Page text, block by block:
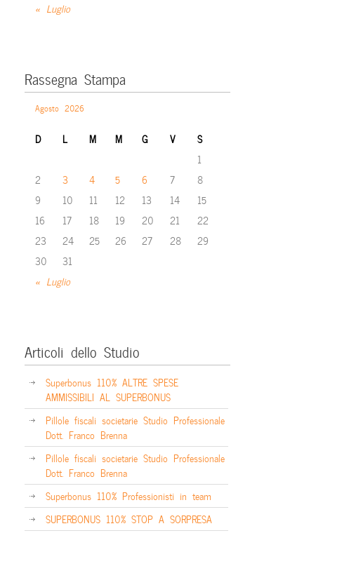
« Luglio
Rassegna Stampa
Agosto 2026
D L M M G V S
« Luglio
1
2
3 4 5 6 7
8
9
10 11 12 13 14
15
16
17 18 19 20 21
22
23
24 25 26 27 28
29
30
31
Articoli dello Studio
Superbonus 110% ALTRE SPESE
AMMISSIBILI AL SUPERBONUS
Pillole fiscali societarie Studio Professionale
Dott. Franco Brenna
Pillole fiscali societarie Studio Professionale
Dott. Franco Brenna
Superbonus 110% Professionisti in team
SUPERBONUS 110% STOP A SORPRESA